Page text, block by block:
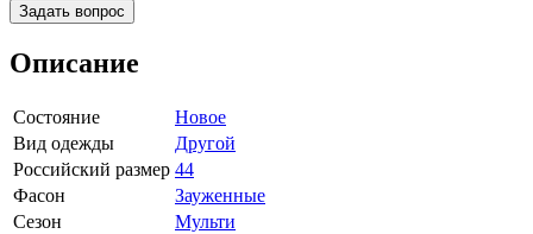
Задать вопрос
Описание
Состояние
Новое
Вид одежды
Другой
Российский размер 44
Фасон
Зауженные
Сезон
Мульти